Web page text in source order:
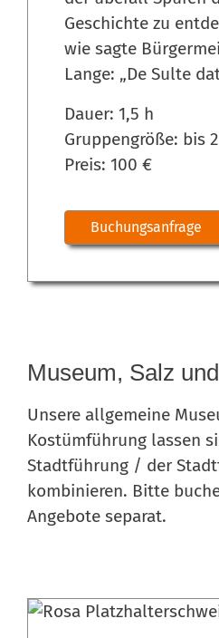
Geschichte zu
wie sagte
Lange: „De Sulte
Dauer: 1,5 h
Gruppengröße: bis
Preis: 100 €
Buchungsanfrage
Museum, Salz
Unsere allgemeine
Kostümführung lassen
Stadtführung / der
kombinieren. Bitte
Angebote separat.